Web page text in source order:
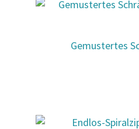
Gemustertes